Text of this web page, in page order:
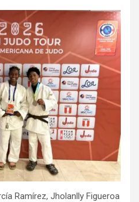
Ramírez, Jholanlly Figueroa